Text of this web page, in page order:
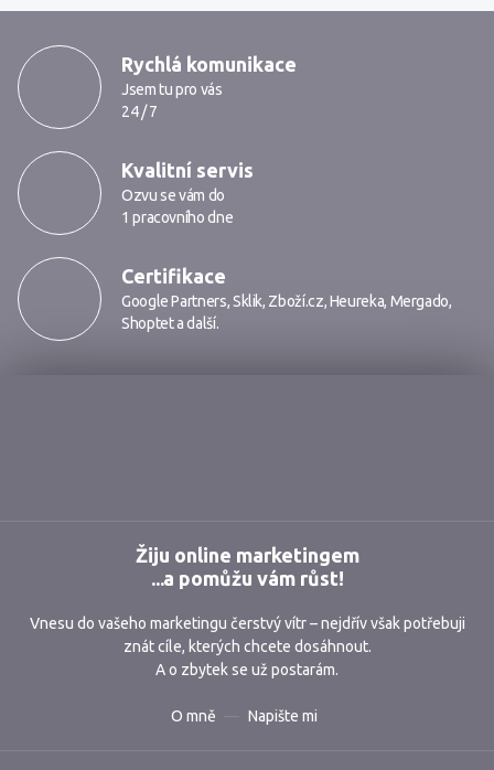
MarkMedia
Rychlá komunikace
Jsem tu pro vás
24 / 7
Kvalitní servis
Ozvu se vám do
1 pracovního dne
Certifikace
Google Partners,Sklik, Zboží.cz,Heureka, Mergado,
Shopteta další.
Žiju online marketingem
...a pomůžu vám růst!
Vnesu do vašeho marketingu čerstvý vítr – nejdřív však potřebuji
znát cíle, kterých chcete dosáhnout.
A o zbytek se už postarám.
O mně Napište mi